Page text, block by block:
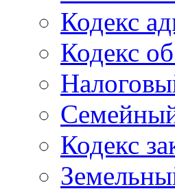
Кодекс
Кодекс
Кодекс